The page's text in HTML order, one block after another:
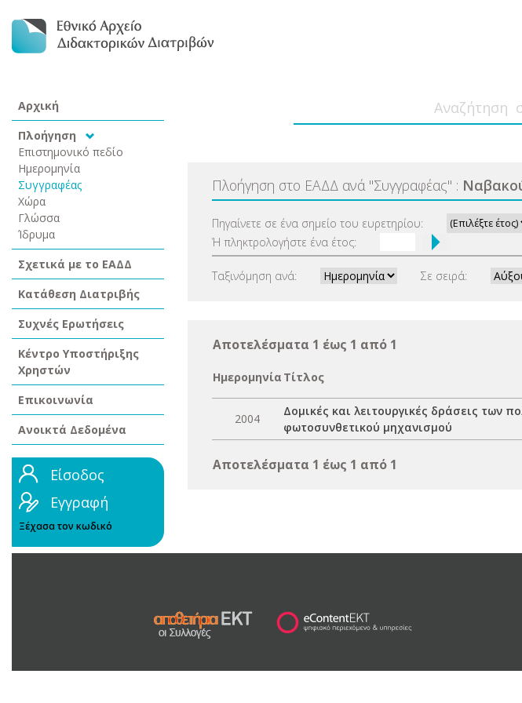
Αρχική
Πλοήγηση
Επιστημονικό πεδίο
Ημερομηνία
Συγγραφέας
Χώρα
Γλώσσα
Ίδρυμα
Σχετικά με το ΕΑΔΔ
Κατάθεση Διατριβής
Συχνές Ερωτήσεις
Κέντρο Υποστήριξης
Χρηστών
Επικοινωνία
Ανοικτά Δεδομένα
Είσοδος
Εγγραφή
Ξέχασα τον κωδικό
Πλοήγηση στο ΕΑΔΔ ανά "Συγγραφέας" :
Πηγαίνετε σε ένα σημείο του ευρετηρίου:
Ή πληκτρολογήστε ένα έτος:
Ταξινόμηση ανά: Σε σειρά:
Αποτελέσματα 1 έως 1 από 1
Ημερομηνία Τίτλος
2004
Δομικές και λειτουργικές δράσεις
φωτοσυνθετικού μηχανισμού
Αποτελέσματα 1 έως 1 από 1